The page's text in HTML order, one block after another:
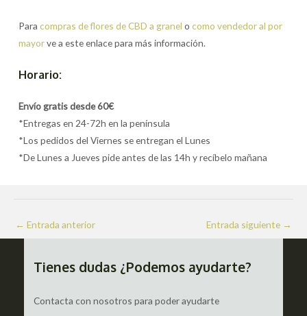
Paracompras de flores de CBD a granel ocomo vendedor al por
mayorve a este enlace para más información.
Horario:
Envío gratis desde 60€
*Entregas en 24-72h en la península
*Los pedidos del Viernes se entregan el Lunes
*De Lunes a Jueves pide antes de las 14h y recíbelo mañana
Navegación
de
← Entrada anterior Entrada siguiente →
Tienes dudas ¿Podemos ayudarte?
Contacta con nosotros para poder ayudarte